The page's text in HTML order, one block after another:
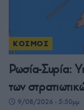
ΚΟΣΜΟΣ
Ρωσία-Συρία:
των
9/08/2026 - 5:50μμ